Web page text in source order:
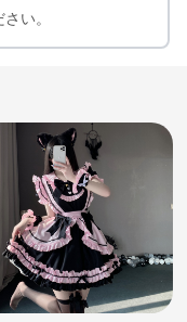
い。